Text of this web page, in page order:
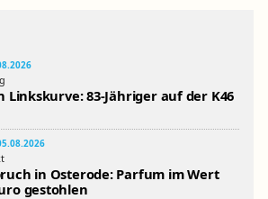
83-Jähriger auf der K46
in Osterode: Parfum im Wert
gestohlen